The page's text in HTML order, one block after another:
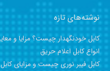
نوشته‌های تازه
کابل خودنگهدار چیست؟ مزایا و
انواع کابل اعلام حریق
کابل فیبر نوری چیست و مزایای